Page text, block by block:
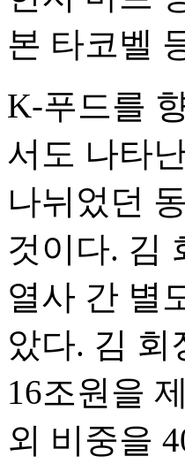
본 타코벨
K-푸드를
서도 나타
나뉘었던
것이다. 김
열사 간 별
았다. 김 회
16조원을
외 비중을